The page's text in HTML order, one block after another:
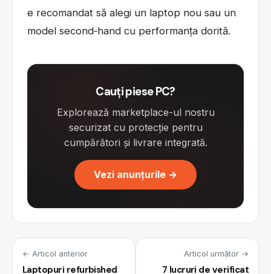
e recomandat să alegi un laptop nou sau un
model second‑hand cu performanța dorită.
Cauți piese PC?
Explorează marketplace-ul nostru
securizat cu protecție pentru
cumpărători și livrare integrată.
Vezi anunțurile →
← Articol anterior
Laptopuri refurbished
Articol următor →
7 lucruri de verificat